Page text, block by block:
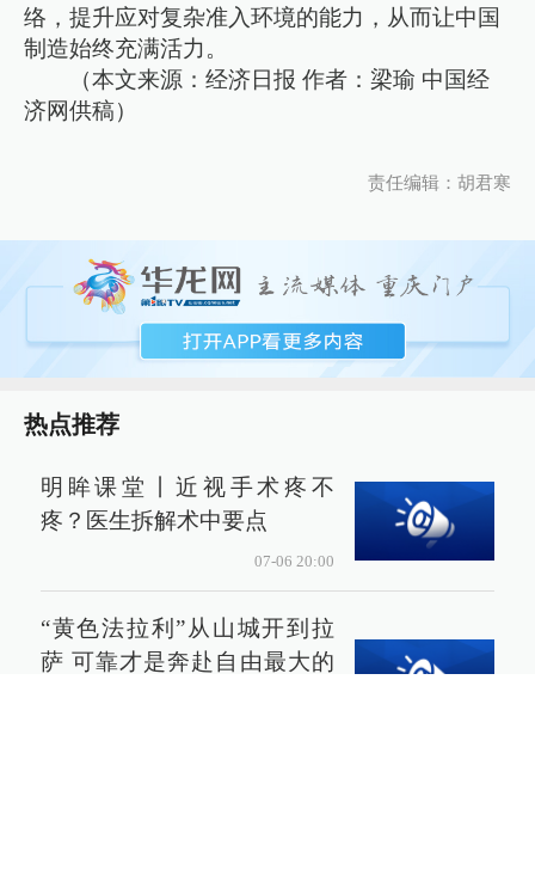
络，提升应对复杂准入环境的能力，从而让中国
制造始终充满活力。
（本文来源：经济日报 作者：梁瑜 中国经
济网供稿）
责任编辑：胡君寒
热点推荐
明眸课堂丨近视手术疼不
疼？医生拆解术中要点
07-06 20:00
“黄色法拉利”从山城开到拉
萨 可靠才是奔赴自由最大的